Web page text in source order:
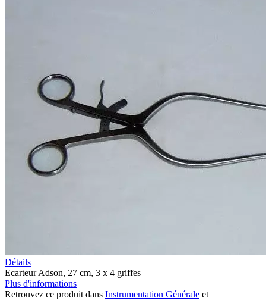
Détails
Ecarteur Adson, 27 cm, 3 x 4 griffes
Plus d'informations
Retrouvez ce produit dans Instrumentation Générale et